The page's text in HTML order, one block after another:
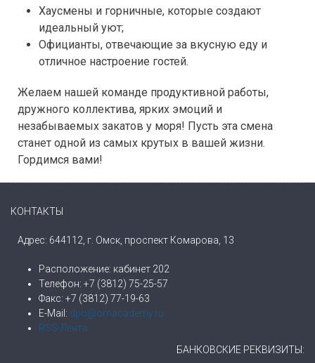
Хаусмены и горничные, которые создают
идеальный уют;
Официанты, отвечающие за вкусную еду и
отличное настроение гостей.
Желаем нашей команде продуктивной работы,
дружного коллектива, ярких эмоций и
незабываемых закатов у моря! Пусть эта смена
станет одной из самых крутых в вашей жизни.
Гордимся вами!
КОНТАКТЫ
Адрес: 644112, г. Омск, проспект Комарова, 13
Расположение: кабинет 202
Телефон: +7 (3812) 75-25-57
Факс: +7 (3812) 77-19-63
E-Mail: dpo@omacademy.ru
RSS-Лента
БАНКОВСКИЕ РЕКВИЗИТЫ: